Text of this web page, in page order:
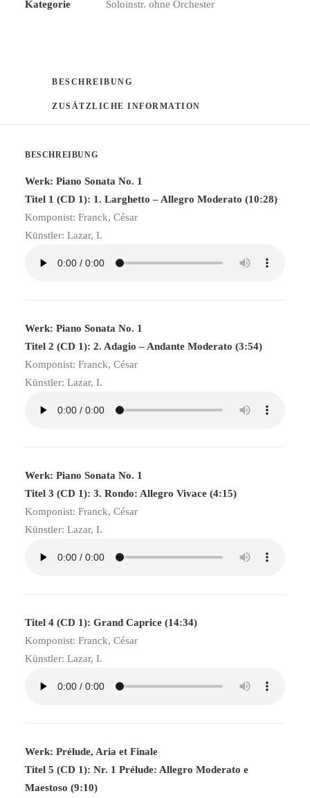
Kategorie
Soloinstr. ohne Orchester
BESCHREIBUNG
ZUSÄTZLICHE INFORMATION
BESCHREIBUNG
Werk: Piano Sonata No. 1
Titel 1 (CD 1): 1. Larghetto – Allegro Moderato (10:28)
Komponist: Franck, César
Künstler: Lazar, I.
Werk: Piano Sonata No. 1
Titel 2 (CD 1): 2. Adagio – Andante Moderato (3:54)
Komponist: Franck, César
Künstler: Lazar, I.
Werk: Piano Sonata No. 1
Titel 3 (CD 1): 3. Rondo: Allegro Vivace (4:15)
Komponist: Franck, César
Künstler: Lazar, I.
Titel 4 (CD 1): Grand Caprice (14:34)
Komponist: Franck, César
Künstler: Lazar, I.
Werk: Prélude, Aria et Finale
Titel 5 (CD 1): Nr. 1 Prélude: Allegro Moderato e
Maestoso (9:10)